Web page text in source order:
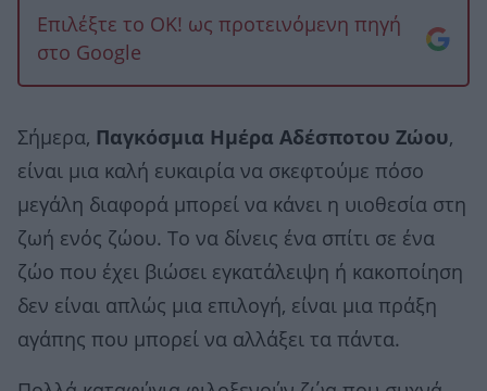
Επιλέξτε το OK! ως προτεινόμενη πηγή
στο Google
Σήμερα, Παγκόσμια Ημέρα Αδέσποτου Ζώου,
είναι μια καλή ευκαιρία να σκεφτούμε πόσο
μεγάλη διαφορά μπορεί να κάνει η υιοθεσία στη
ζωή ενός ζώου. Το να δίνεις ένα σπίτι σε ένα
ζώο που έχει βιώσει εγκατάλειψη ή κακοποίηση
δεν είναι απλώς μια επιλογή, είναι μια πράξη
αγάπης που μπορεί να αλλάξει τα πάντα.